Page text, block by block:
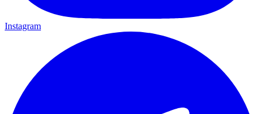
Instagram